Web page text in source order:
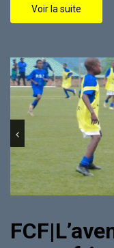
Voir la suite